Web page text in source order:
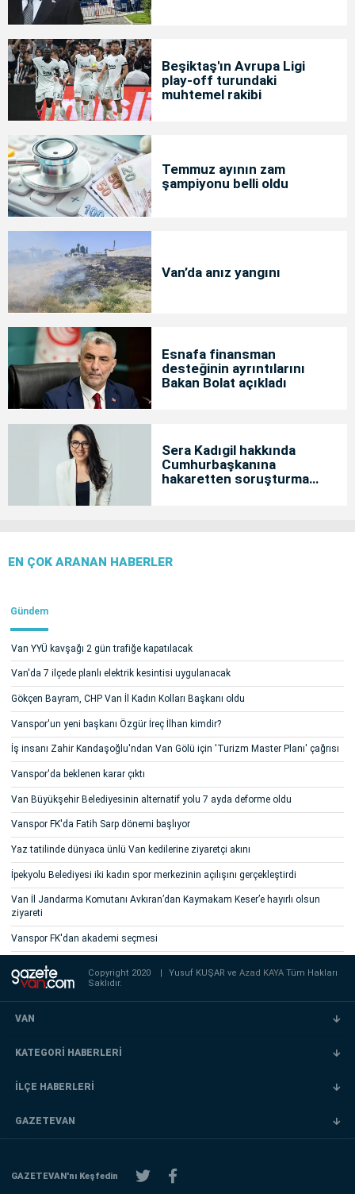
Beşiktaş'ın Avrupa Ligi
play-off turundaki
muhtemel rakibi
Temmuz ayının zam
şampiyonu belli oldu
Van’da anız yangını
Esnafa finansman
desteğinin ayrıntılarını
Bakan Bolat açıkladı
Sera Kadıgil hakkında
Cumhurbaşkanına
hakaretten soruşturma
EN ÇOK ARANAN HABERLER
Gündem
Van YYÜ kavşağı 2 gün trafiğe kapatılacak
Van'da 7 ilçede planlı elektrik kesintisi uygulanacak
Gökçen Bayram, CHP Van İl Kadın Kolları Başkanı oldu
Vanspor'un yeni başkanı Özgür İreç İlhan kimdir?
İş insanı Zahir Kandaşoğlu'ndan Van Gölü için 'Turizm Master Planı' çağrısı
Vanspor'da beklenen karar çıktı
Van Büyükşehir Belediyesinin alternatif yolu 7 ayda deforme oldu
Vanspor FK'da Fatih Sarp dönemi başlıyor
Yaz tatilinde dünyaca ünlü Van kedilerine ziyaretçi akını
İpekyolu Belediyesi iki kadın spor merkezinin açılışını gerçekleştirdi
Van İl Jandarma Komutanı Avkıran’dan Kaymakam Keser’e hayırlı olsun
ziyareti
Vanspor FK'dan akademi seçmesi
Copyright 2020 | Yusuf KUŞAR veAzad KAYATüm Hakları
Saklıdır.
VAN
KATEGORİ HABERLERİ
İLÇE HABERLERİ
GAZETEVAN
GAZETEVAN'nı Keşfedin